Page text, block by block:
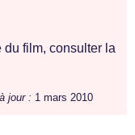
film, consulter la
jour : 1 mars 2010